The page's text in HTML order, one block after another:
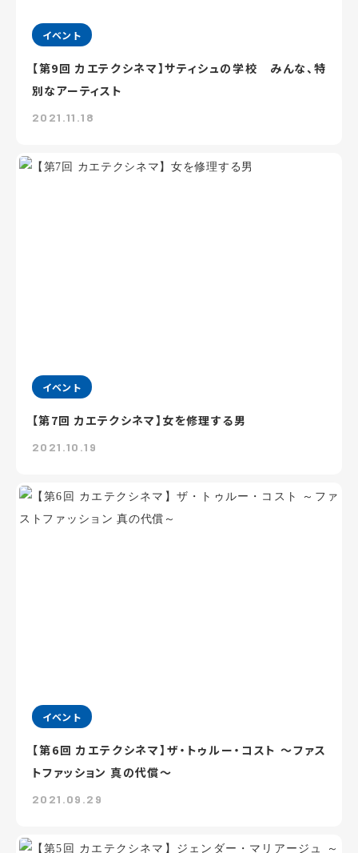
イベント
【第9回 カエテクシネマ】サティシュの学校 みんな、特
別なアーティスト
2021.11.18
イベント
【第7回 カエテクシネマ】女を修理する男
2021.10.19
イベント
【第6回 カエテクシネマ】ザ・トゥルー・コスト ～ファス
トファッション 真の代償～
2021.09.29